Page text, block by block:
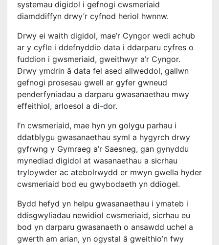
systemau digidol i gefnogi cwsmeriaid
diamddiffyn drwy’r cyfnod heriol hwnnw.
Drwy ei waith digidol, mae’r Cyngor wedi achub
ar y cyfle i ddefnyddio data i ddarparu cyfres o
fuddion i gwsmeriaid, gweithwyr a’r Cyngor.
Drwy ymdrin â data fel ased allweddol, gallwn
gefnogi prosesau gwell ar gyfer gwneud
penderfyniadau a darparu gwasanaethau mwy
effeithiol, arloesol a di-dor.
I’n cwsmeriaid, mae hyn yn golygu parhau i
ddatblygu gwasanaethau syml a hygyrch drwy
gyfrwng y Gymraeg a’r Saesneg, gan gynyddu
mynediad digidol at wasanaethau a sicrhau
tryloywder ac atebolrwydd er mwyn gwella hyder
cwsmeriaid bod eu gwybodaeth yn ddiogel.
Bydd hefyd yn helpu gwasanaethau i ymateb i
ddisgwyliadau newidiol cwsmeriaid, sicrhau eu
bod yn darparu gwasanaeth o ansawdd uchel a
gwerth am arian, yn ogystal â gweithio’n fwy